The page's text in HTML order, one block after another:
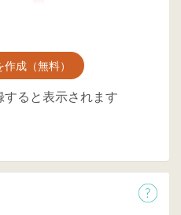
成（無料）
ると表示されます